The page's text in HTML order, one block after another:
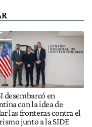
desembarcó en
con la idea de
las fronteras contra el
junto a la SIDE